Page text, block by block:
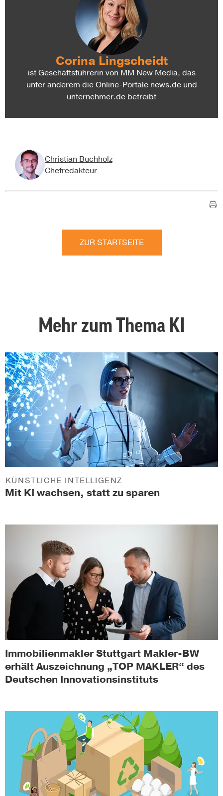
Corina Lingscheidt
ist Geschäftsführerin von MM New Media, das
unter anderem die Online-Portale news.de und
unternehmer.de betreibt
Christian Buchholz
Chefredakteur
ZUR STARTSEITE
Mehr zum Thema KI
Mit KI wachsen, statt zu sparen
KÜNSTLICHE INTELLIGENZ
Immobilienmakler Stuttgart Makler-BW
erhält Auszeichnung „TOP MAKLER“ des
Deutschen Innovationsinstituts